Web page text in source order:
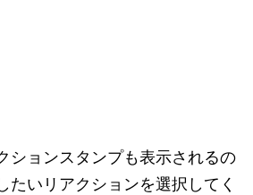
ションスタンプも表示されるの
たいリアクションを選択してく